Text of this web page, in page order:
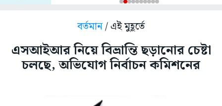
বর্তমান/ এই মুহূর্তে
এসআইআর নিয়ে বিভ্রান্তি ছড়ানোর চেষ্টা
চলছে, অভিযোগ নির্বাচন কমিশনের